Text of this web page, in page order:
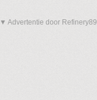
▼ Advertentie door Refinery89